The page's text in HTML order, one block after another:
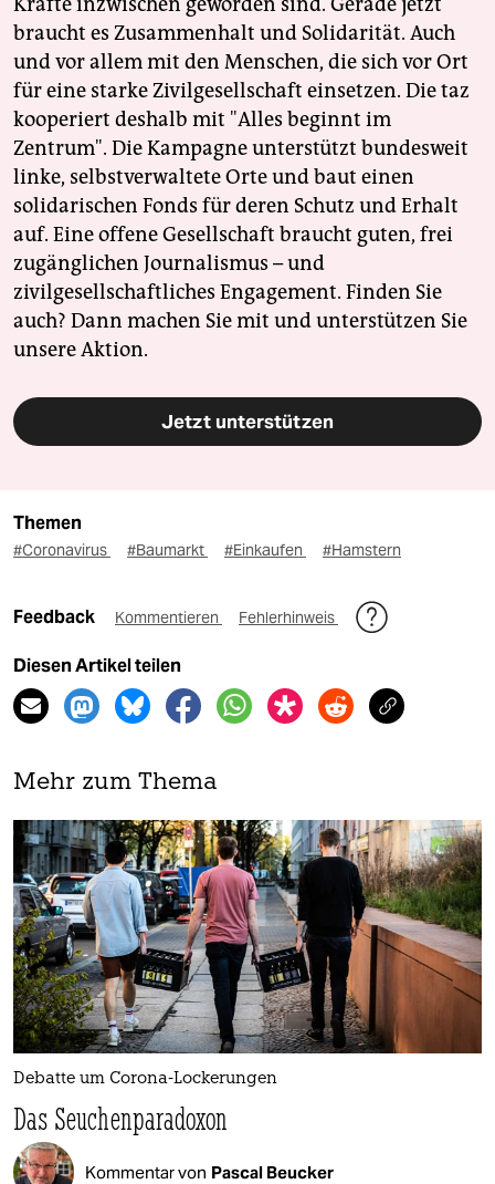
braucht es Zusammenhalt und Solidarität. Auch
und vor allem mit den Menschen, die sich vor Ort
für eine starke Zivilgesellschaft einsetzen. Die taz
kooperiert deshalb mit "Alles beginnt im
Zentrum". Die Kampagne unterstützt bundesweit
linke, selbstverwaltete Orte und baut einen
solidarischen Fonds für deren Schutz und Erhalt
auf. Eine offene Gesellschaft braucht guten, frei
zugänglichen Journalismus – und
zivilgesellschaftliches Engagement. Finden Sie
auch? Dann machen Sie mit und unterstützen Sie
unsere Aktion.
Jetzt unterstützen
Themen
#Coronavirus #Baumarkt #Einkaufen #Hamstern
Feedback Kommentieren Fehlerhinweis
Diesen Artikel teilen
Mehr zum Thema
Debatte um Corona-Lockerungen
Das Seuchenparadoxon
Kommentar von Pascal Beucker